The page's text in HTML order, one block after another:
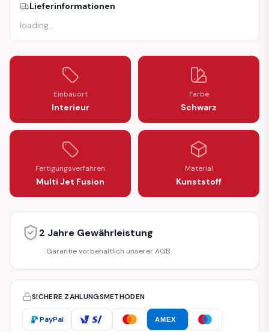
Lieferinformationen
loading…
Einbauort
Interieur
Farbe
Schwarz
Fertigungsverfahren
Multi Jet Fusion
Material
Kunststoff
2 Jahre Gewährleistung
Garantie vorbehaltlich unserer AGB.
SICHERE ZAHLUNGSMETHODEN
PayPal AMEX